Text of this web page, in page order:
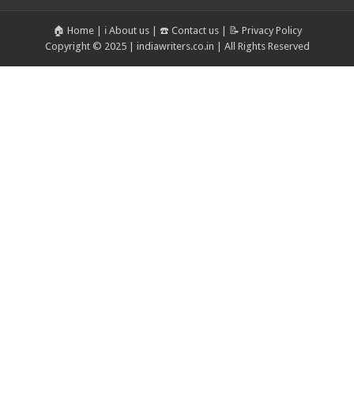
🏠 Home| ℹ️ About us| ☎️ Contact us|
📝 Privacy Policy
Copyright © 2025 | indiawriters.co.in | All Rights Reserved